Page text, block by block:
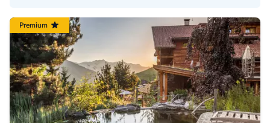
Premium